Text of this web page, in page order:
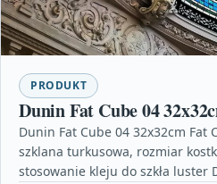
PRODUKT
Dunin Fat Cube 04
Dunin Fat Cube 04 32x32cm Fat
szklana turkusowa, rozmiar
stosowanie kleju do szkła luster